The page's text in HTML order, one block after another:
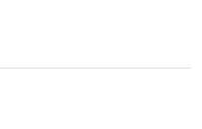
환자들...